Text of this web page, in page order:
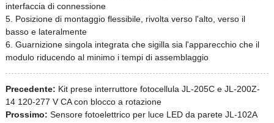
interfaccia di connessione
5. Posizione di montaggio flessibile, rivolta verso l'alto, verso il
basso e lateralmente
6. Guarnizione singola integrata che sigilla sia l'apparecchio che il
modulo riducendo al minimo i tempi di assemblaggio
Precedente: Kit prese interruttore fotocellula JL-205C e JL-200Z-
14 120-277 V CA con blocco a rotazione
Prossimo: Sensore fotoelettrico per luce LED da parete JL-102A